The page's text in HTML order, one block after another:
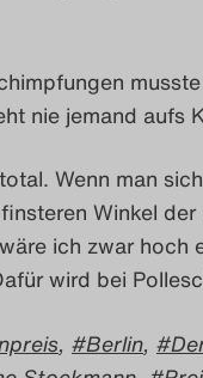
nie jemand aufs
Wenn man
Winkel
ich zwar
wird bei
, Berlin,